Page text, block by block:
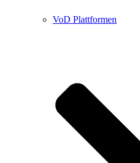
VoD Plattformen